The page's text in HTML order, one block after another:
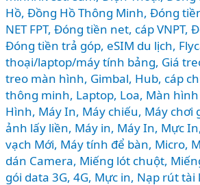
Hồ, Đồng Hồ Thông Minh, Đóng
NET FPT, Đóng tiền net, cáp VNPT,
Đóng tiền trả góp, eSIM du lịch,
thoại/laptop/máy tính bảng, Giá
treo màn hình, Gimbal, Hub, cáp
thông minh, Laptop, Loa, Màn
Hình, Máy In, Máy chiếu, Máy chơi
ảnh lấy liền, Máy in, Máy In, Mực In
vạch Mới, Máy tính để bàn, Micro,
dán Camera, Miếng lót chuột,
gói data 3G, 4G, Mực in, Nạp rút tài